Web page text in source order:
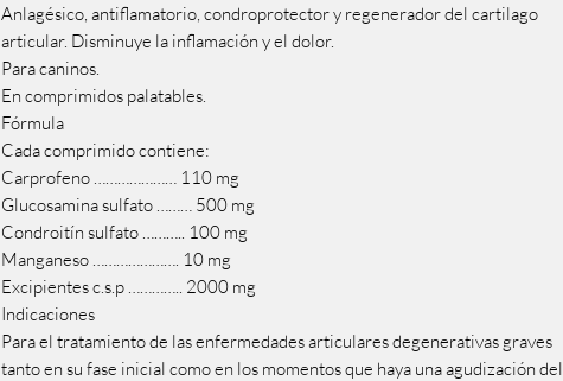
Anlagésico, antiflamatorio, condroprotector y regenerador del cartilago
articular. Disminuye la inflamación y el dolor.
Para caninos.
En comprimidos palatables.
Fórmula
Cada comprimido contiene:
Carprofeno ………………… 110 mg
Glucosamina sulfato ……… 500 mg
Condroitín sulfato ……….. 100 mg
Manganeso …………………. 10 mg
Excipientes c.s.p ………….. 2000 mg
Indicaciones
Para el tratamiento de las enfermedades articulares degenerativas graves
tanto en su fase inicial como en los momentos que haya una agudización del